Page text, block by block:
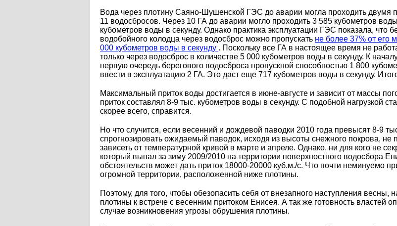
Вода через плотину Саяно-Шушенской ГЭС до аварии могла проходить двумя
11 водосбросов. Через 10 ГА до аварии могло проходить 3 585 кубометров
кубометров воды в секунду. Однако практика эксплуатации ГЭС показала, что
водобойного колодца через водосброс можно пропускать не более 37% от его
000 кубометров воды в секунду . Поскольку все ГА в настоящее время не
только через водосброс в количестве 5 000 кубометров воды в секунду. К
первую очередь берегового водосброса пропускной способностью 1 800
ввести в эксплуатацию 2 ГА. Это даст еще 717 кубометров воды в секунду.
Максимальный приток воды достигается в июне-августе и зависит от массы
приток составлял 8-9 тыс. кубометров воды в секунду. С подобной нагрузкой
скорее всего, справится.
Но что случится, если весенний и дождевой паводки 2010 года превысят 8-9
спрогнозировать ожидаемый паводок, исходя из высоты снежного покрова, не
зависеть от температурной кривой в марте и апреле. Однако, ни для кого не
который выпал за зиму 2009/2010 на территории поверхностного водосбора
обстоятельств может дать приток 18000-20000 куб.м./с. Что почти неминуемо
огромной территории, расположенной ниже плотины.
Поэтому, для того, чтобы обезопасить себя от внезапного наступления весны,
плотины к встрече с весенним притоком Енисея. А так же готовность властей
случае возникновения угрозы обрушения плотины.